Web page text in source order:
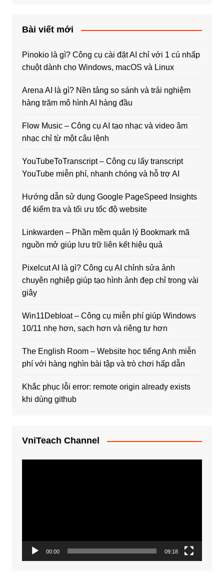
Bài viết mới
Pinokio là gì? Công cụ cài đặt AI chỉ với 1 cú nhấp
chuột dành cho Windows, macOS và Linux
Arena AI là gì? Nền tảng so sánh và trải nghiệm
hàng trăm mô hình AI hàng đầu
Flow Music – Công cụ AI tạo nhạc và video âm
nhạc chỉ từ một câu lệnh
YouTubeToTranscript – Công cụ lấy transcript
YouTube miễn phí, nhanh chóng và hỗ trợ AI
Hướng dẫn sử dụng Google PageSpeed Insights
để kiểm tra và tối ưu tốc độ website
Linkwarden – Phần mềm quản lý Bookmark mã
nguồn mở giúp lưu trữ liên kết hiệu quả
Pixelcut AI là gì? Công cụ AI chỉnh sửa ảnh
chuyên nghiệp giúp tạo hình ảnh đẹp chỉ trong vài
giây
Win11Debloat – Công cụ miễn phí giúp Windows
10/11 nhẹ hơn, sạch hơn và riêng tư hơn
The English Room – Website học tiếng Anh miễn
phí với hàng nghìn bài tập và trò chơi hấp dẫn
Khắc phục lỗi error: remote origin already exists
khi dùng github
VniTeach Channel
00:00 09:18